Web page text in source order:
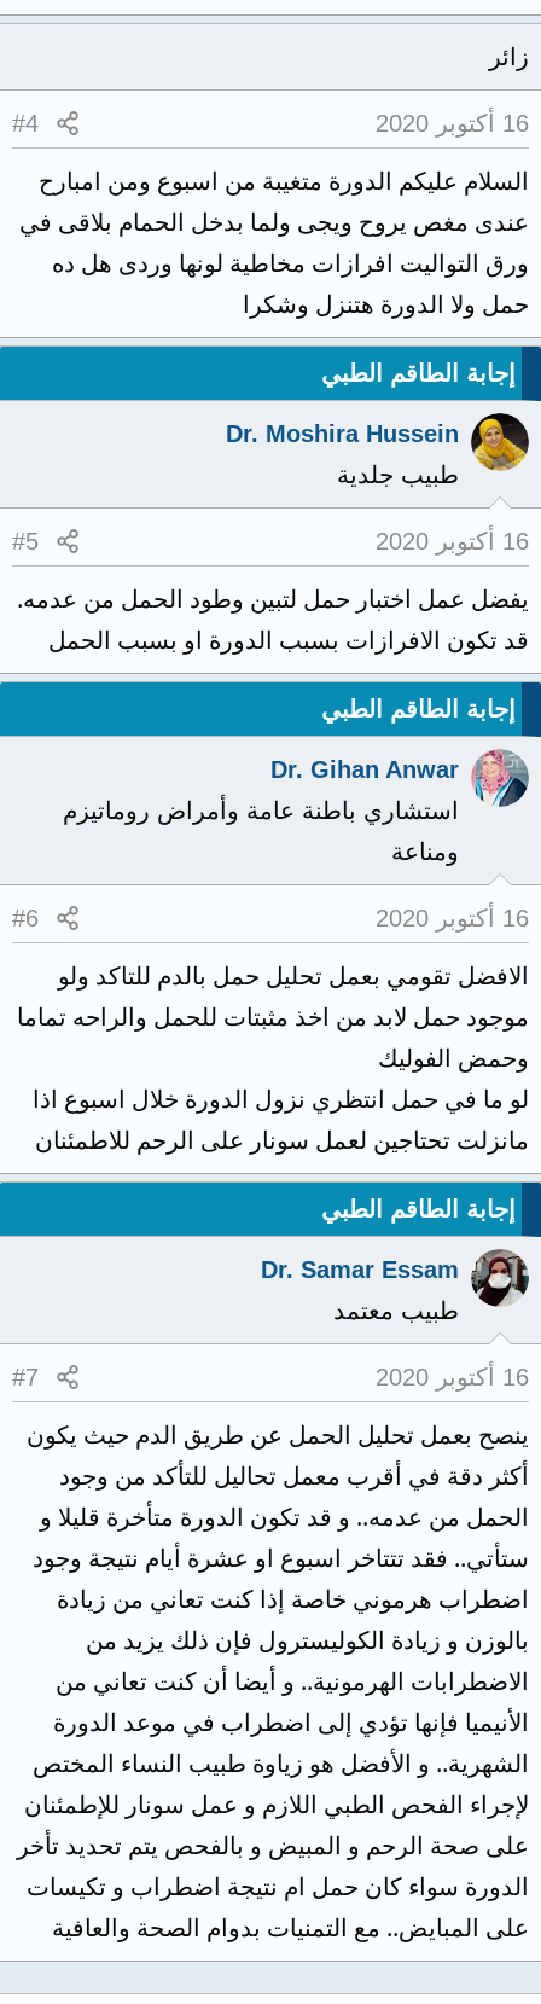
زائر
16 أكتوبر 2020 #4
السلام عليكم الدورة متغيبة من اسبوع ومن امبارح
عندى مغص يروح ويجى ولما بدخل الحمام بلاقى في
ورق التواليت افرازات مخاطية لونها وردى هل ده
حمل ولا الدورة هتنزل وشكرا
إجابة الطاقم الطبي
Dr. Moshira Hussein
طبيب جلدية
16 أكتوبر 2020 #5
يفضل عمل اختبار حمل لتبين وطود الحمل من عدمه.
قد تكون الافرازات بسبب الدورة او بسبب الحمل
إجابة الطاقم الطبي
Dr. Gihan Anwar
استشاري باطنة عامة وأمراض روماتيزم
ومناعة
16 أكتوبر 2020 #6
الافضل تقومي بعمل تحليل حمل بالدم للتاكد ولو
موجود حمل لابد من اخذ مثبتات للحمل والراحه تماما
وحمض الفوليك
لو ما في حمل انتظري نزول الدورة خلال اسبوع اذا
مانزلت تحتاجين لعمل سونار على الرحم للاطمئنان
إجابة الطاقم الطبي
Dr. Samar Essam
طبيب معتمد
16 أكتوبر 2020 #7
ينصح بعمل تحليل الحمل عن طريق الدم حيث يكون
أكثر دقة في أقرب معمل تحاليل للتأكد من وجود
الحمل من عدمه.. و قد تكون الدورة متأخرة قليلا و
ستأتي.. فقد تتتاخر اسبوع او عشرة أيام نتيجة وجود
اضطراب هرموني خاصة إذا كنت تعاني من زيادة
بالوزن و زيادة الكوليسترول فإن ذلك يزيد من
الاضطرابات الهرمونية.. و أيضا أن كنت تعاني من
الأنيميا فإنها تؤدي إلى اضطراب في موعد الدورة
الشهرية.. و الأفضل هو زياوة طبيب النساء المختص
لإجراء الفحص الطبي اللازم و عمل سونار للإطمئنان
على صحة الرحم و المبيض و بالفحص يتم تحديد تأخر
الدورة سواء كان حمل ام نتيجة اضطراب و تكيسات
على المبايض.. مع التمنيات بدوام الصحة والعافية